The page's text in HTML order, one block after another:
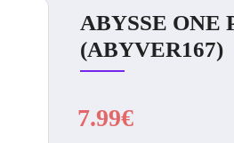
ABYSSE ONE
(ABYVER167)
7.99€